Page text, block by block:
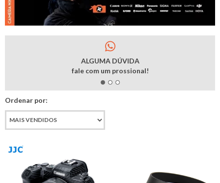
ALGUMA DÚVIDA
fale com um prossional!
Ordenar por: